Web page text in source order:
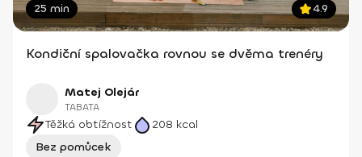
25 min 4.9
Kondiční spalovačka rovnou se dvěma trenéry
Matej Olejár
TABATA
Těžká obtížnost 208 kcal
Bez pomůcek